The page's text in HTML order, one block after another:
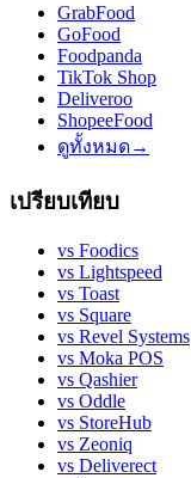
GrabFood
GoFood
Foodpanda
TikTok Shop
Deliveroo
ShopeeFood
ดูทั้งหมด→
เปรียบเทียบ
vs Foodics
vs Lightspeed
vs Toast
vs Square
vs Revel Systems
vs Moka POS
vs Qashier
vs Oddle
vs StoreHub
vs Zeoniq
vs Deliverect